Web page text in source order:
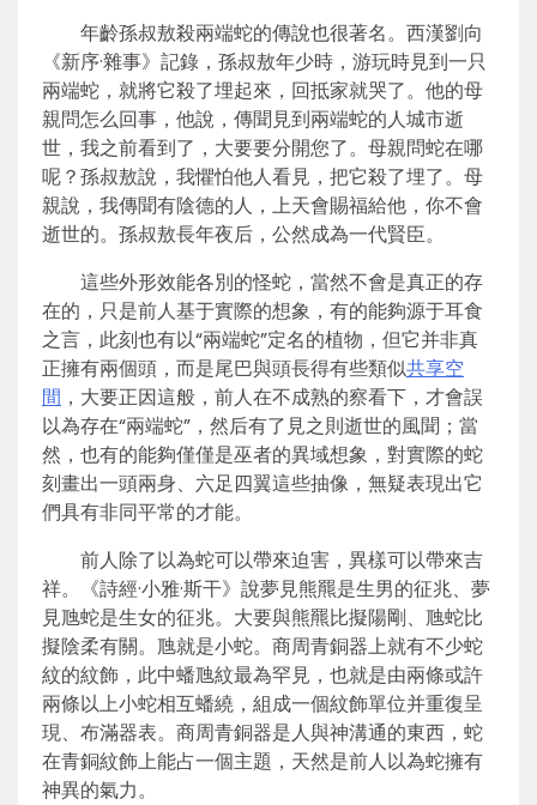
年齡孫叔敖殺兩端蛇的傳說也很著名。西漢劉向
《新序·雜事》記錄，孫叔敖年少時，游玩時見到一只
兩端蛇，就將它殺了埋起來，回抵家就哭了。他的母
親問怎么回事，他說，傳聞見到兩端蛇的人城市逝
世，我之前看到了，大要要分開您了。母親問蛇在哪
呢？孫叔敖說，我懼怕他人看見，把它殺了埋了。母
親說，我傳聞有陰德的人，上天會賜福給他，你不會
逝世的。孫叔敖長年夜后，公然成為一代賢臣。
這些外形效能各別的怪蛇，當然不會是真正的存
在的，只是前人基于實際的想象，有的能夠源于耳食
之言，此刻也有以“兩端蛇”定名的植物，但它并非真
正擁有兩個頭，而是尾巴與頭長得有些類似共享空
間 ，大要正因這般，前人在不成熟的察看下，才會誤
以為存在“兩端蛇”，然后有了見之則逝世的風聞；當
然，也有的能夠僅僅是巫者的異域想象，對實際的蛇
刻畫出一頭兩身、六足四翼這些抽像，無疑表現出它
們具有非同平常的才能。
前人除了以為蛇可以帶來迫害，異樣可以帶來吉
祥。《詩經·小雅·斯干》說夢見熊羆是生男的征兆、夢
見虺蛇是生女的征兆。大要與熊羆比擬陽剛、虺蛇比
擬陰柔有關。虺就是小蛇。商周青銅器上就有不少蛇
紋的紋飾，此中蟠虺紋最為罕見，也就是由兩條或許
兩條以上小蛇相互蟠繞，組成一個紋飾單位并重復呈
現、布滿器表。商周青銅器是人與神溝通的東西，蛇
在青銅紋飾上能占一個主題，天然是前人以為蛇擁有
神異的氣力。